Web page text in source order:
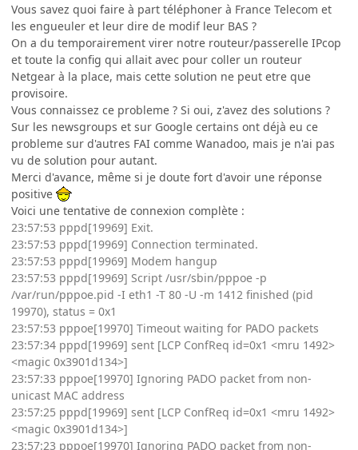
Vous savez quoi faire à part téléphoner à France Telecom et
les engueuler et leur dire de modif leur BAS ?
On a du temporairement virer notre routeur/passerelle IPcop
et toute la config qui allait avec pour coller un routeur
Netgear à la place, mais cette solution ne peut etre que
provisoire.
Vous connaissez ce probleme ? Si oui, z'avez des solutions ?
Sur les newsgroups et sur Google certains ont déjà eu ce
probleme sur d'autres FAI comme Wanadoo, mais je n'ai pas
vu de solution pour autant.
Merci d'avance, même si je doute fort d'avoir une réponse
positive
Voici une tentative de connexion complète :
23:57:53 pppd[19969] Exit.
23:57:53 pppd[19969] Connection terminated.
23:57:53 pppd[19969] Modem hangup
23:57:53 pppd[19969] Script /usr/sbin/pppoe -p
/var/run/pppoe.pid -I eth1 -T 80 -U -m 1412 finished (pid
19970), status = 0x1
23:57:53 pppoe[19970] Timeout waiting for PADO packets
23:57:34 pppd[19969] sent [LCP ConfReq id=0x1 <mru 1492>
<magic 0x3901d134>]
23:57:33 pppoe[19970] Ignoring PADO packet from non-
unicast MAC address
23:57:25 pppd[19969] sent [LCP ConfReq id=0x1 <mru 1492>
<magic 0x3901d134>]
23:57:23 pppoe[19970] Ignoring PADO packet from non-